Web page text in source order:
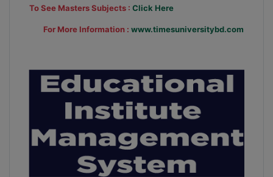
To See Masters Subjects : Click Here
For More Information : www.timesuniversitybd.com
28
বাজেটের মধ্যে প্রাইভেট ইউনিভার্সিটিতে অনার্স পড়ার সুযোগ।
২০টির অধিক বিষয়, ৪ বছরে মোট খরচ ২ লক্ষ থেকে ৫ লক্ষ টাকা।
আবেদন লিংকঃ HonoursAdmission.com/apply